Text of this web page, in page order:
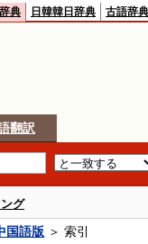
典 日韓韓日辞典 古語辞典
翻訳
グ
国語版 ＞ 索引